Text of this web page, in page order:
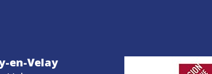
en-Velay